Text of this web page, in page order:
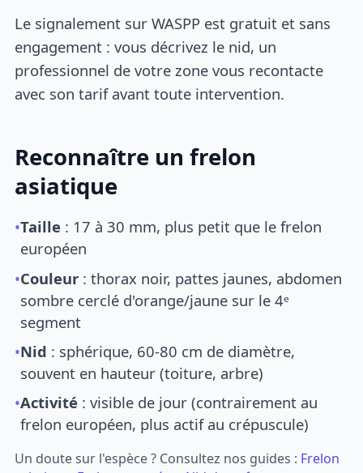
Le signalement sur WASPP est gratuit et sans
engagement : vous décrivez le nid, un
professionnel de votre zone vous recontacte
avec son tarif avant toute intervention.
Reconnaître un frelon
asiatique
•Taille : 17 à 30 mm, plus petit que le frelon
européen
•Couleur : thorax noir, pattes jaunes, abdomen
sombre cerclé d'orange/jaune sur le 4ᵉ
segment
•Nid : sphérique, 60-80 cm de diamètre,
souvent en hauteur (toiture, arbre)
•Activité : visible de jour (contrairement au
frelon européen, plus actif au crépuscule)
Un doute sur l'espèce ? Consultez nos guides : Frelon